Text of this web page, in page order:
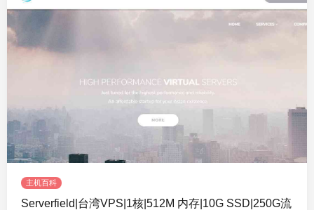
主机百科
Serverfield|台湾VPS|1核|512M 内存|10G SSD|250G流